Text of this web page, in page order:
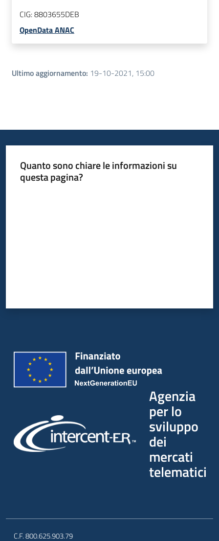
CIG:8803655DEB
OpenData ANAC
Ultimo aggiornamento: 19-10-2021, 15:00
Quanto sono chiare le informazioni su
questa pagina?
Agenzia
per lo
sviluppo
dei
mercati
telematici
C.F. 800.625.903.79